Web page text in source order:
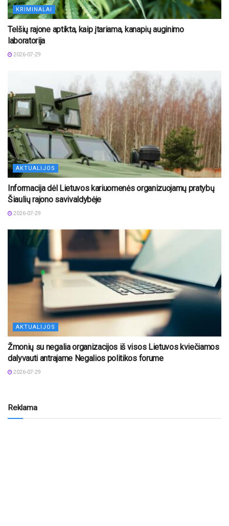
KRIMINALAI
Telšių rajone aptikta, kaip įtariama, kanapių auginimo
laboratorija
2026-07-29
AKTUALIJOS
Informacija dėl Lietuvos kariuomenės organizuojamų pratybų
Šiaulių rajono savivaldybėje
2026-07-29
AKTUALIJOS
Žmonių su negalia organizacijos iš visos Lietuvos kviečiamos
dalyvauti antrajame Negalios politikos forume
2026-07-29
Reklama